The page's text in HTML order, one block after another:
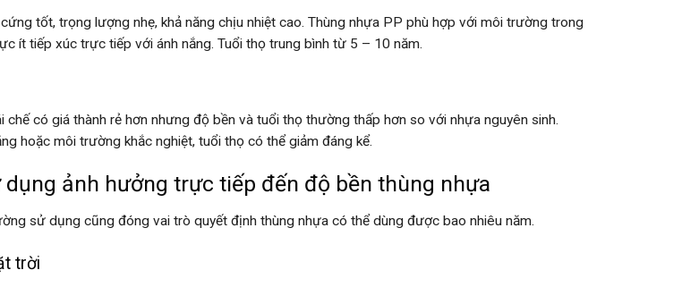
tốt, trọng lượng nhẹ, khả năng chịu nhiệt cao. Thùng nhựa PP phù hợp với môi trường trong
ít tiếp xúc trực tiếp với ánh nắng. Tuổi thọ trung bình từ 5 – 10 năm.
chế có giá thành rẻ hơn nhưng độ bền và tuổi thọ thường thấp hơn so với nhựa nguyên sinh.
hoặc môi trường khắc nghiệt, tuổi thọ có thể giảm đáng kể.
ảnh hưởng trực tiếp đến độ bền thùng nhựa
sử dụng cũng đóng vai trò quyết định thùng nhựa có thể dùng được bao nhiêu năm.
trời